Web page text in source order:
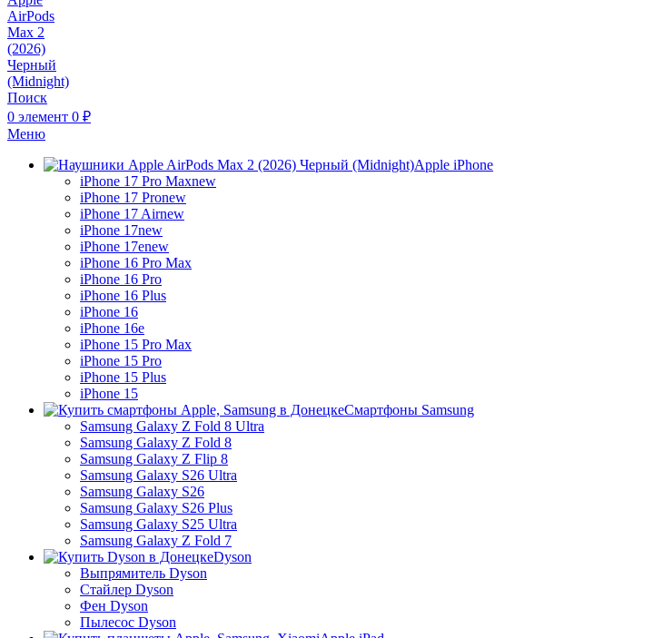
Поиск
0 элемент 0 ₽
Меню
Apple iPhone
iPhone 17 Pro Maxnew
iPhone 17 Pronew
iPhone 17 Airnew
iPhone 17new
iPhone 17enew
iPhone 16 Pro Max
iPhone 16 Pro
iPhone 16 Plus
iPhone 16
iPhone 16e
iPhone 15 Pro Max
iPhone 15 Pro
iPhone 15 Plus
iPhone 15
Смартфоны Samsung
Samsung Galaxy Z Fold 8 Ultra
Samsung Galaxy Z Fold 8
Samsung Galaxy Z Flip 8
Samsung Galaxy S26 Ultra
Samsung Galaxy S26
Samsung Galaxy S26 Plus
Samsung Galaxy S25 Ultra
Samsung Galaxy Z Fold 7
Dyson
Выпрямитель Dyson
Стайлер Dyson
Фен Dyson
Пылесос Dyson